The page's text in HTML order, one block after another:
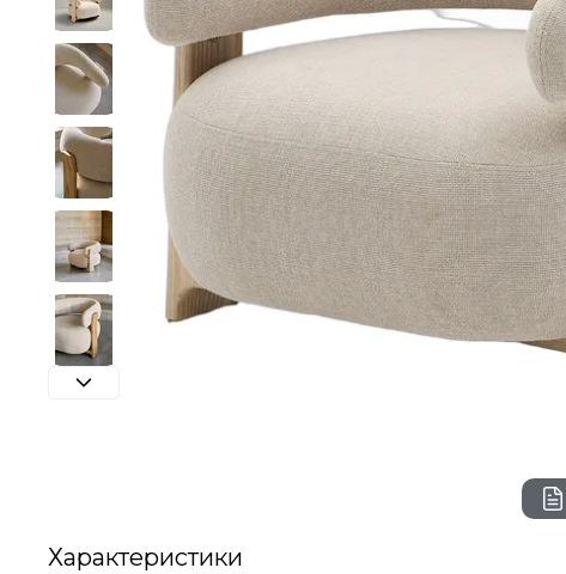
Характеристики